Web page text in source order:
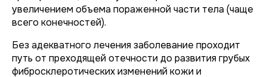
увеличением объема пораженной части тела (чаще
всего конечностей).
Без адекватного лечения заболевание проходит
путь от преходящей отечности до развития грубых
фибросклеротических изменений кожи и